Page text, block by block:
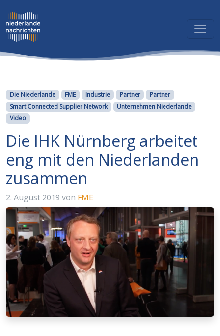
Kategorien
Die Niederlande FME Industrie Partner
Partner
Smart Connected Supplier Network
Unternehmen Niederlande
Video
Die IHK Nürnberg arbeitet
eng mit den Niederlanden
zusammen
2. August 2019 von FME